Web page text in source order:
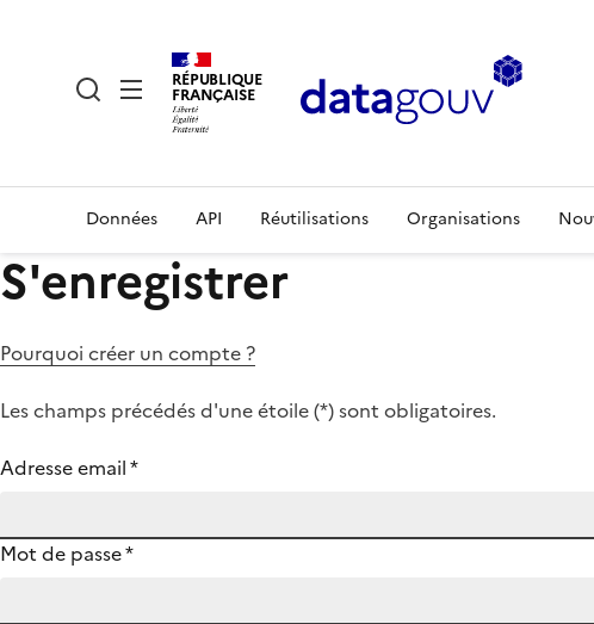
RÉPUBLIQUE
FRANÇAISE
Données API Réutilisations Organisations
S'enregistrer
Pourquoi créer un compte ?
Les champs précédés d'une étoile (*) sont obligatoires.
Adresse email*
Mot de passe*